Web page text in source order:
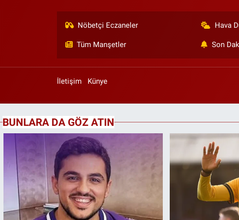
Nöbetçi Eczaneler Hava
Tüm Manşetler Son
İletişim Künye